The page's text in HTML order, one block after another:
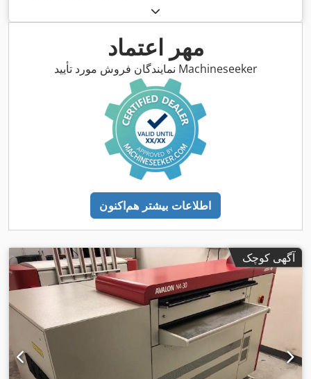
مهر اعتماد
نمایندگان فروش مورد تأیید Machineseeker
اطلاعات بیشتر هم‌اکنون
آگهی کوچک